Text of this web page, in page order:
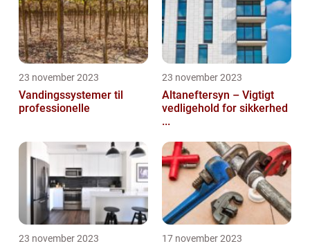
23 november 2023
Vandingssystemer til
professionelle
23 november 2023
Altaneftersyn – Vigtigt
vedligehold for sikkerhed
...
23 november 2023 17 november 2023